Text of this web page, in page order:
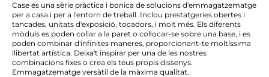
Case és una sèrie pràctica i bonica de solucions d'emmagatzematge
per a casa i per a l'entorn de treball. Inclou prestatgeries obertes i
tancades, unitats d'exposició, tocadors, i molt més. Els diferents
mòduls es poden collar a la paret o col·locar-se sobre una base, i es
poden combinar d'infinites maneres, proporcionant-te moltíssima
llibertat artística. Deixa't inspirar per una de les nostres
combinacions fixes o crea els teus propis dissenys.
Emmagatzematge versàtil de la màxima qualitat.